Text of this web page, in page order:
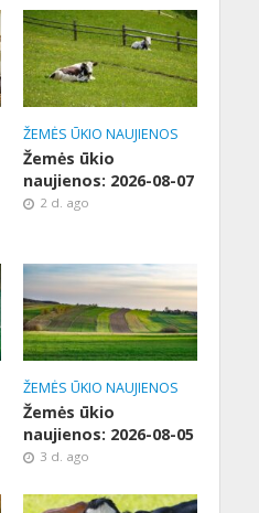
ŽEMĖS ŪKIO NAUJIENOS
Žemės ūkio
naujienos: 2026-08-07
2 d. ago
ŽEMĖS ŪKIO NAUJIENOS
Žemės ūkio
naujienos: 2026-08-05
3 d. ago